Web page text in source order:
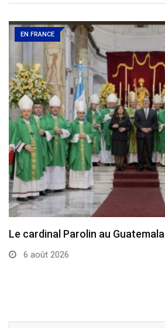
EN FRANCE
Le cardinal Parolin au Guatemala
6 août 2026